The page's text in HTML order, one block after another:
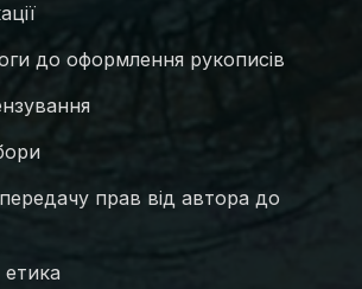
до оформлення рукописів
прав від автора до
етика